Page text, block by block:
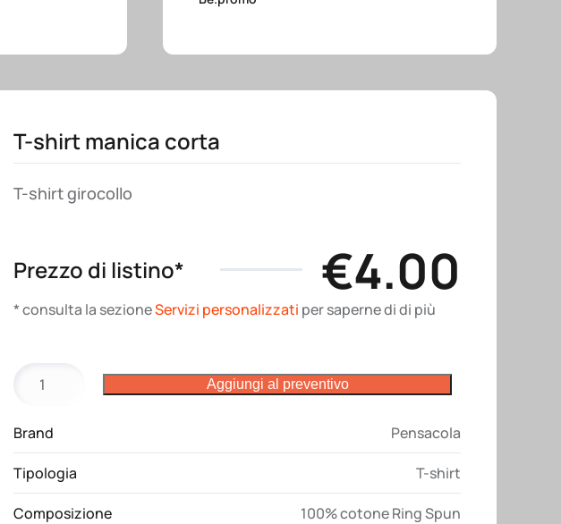
T-shirt manica corta
T-shirt girocollo
Prezzo di listino* €4.00
* consulta la sezioneServizi personalizzati per saperne di di più
shirt
t
Pensacola
quantità
Aggiungi al preventivo
Brand Pensacola
Tipologia T-shirt
Composizione 100% cotone Ring Spun